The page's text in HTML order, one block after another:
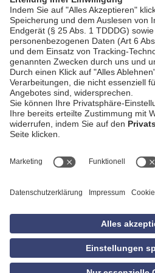
AGB
Datenschutzerklärung
Empfang
Privatsphäre